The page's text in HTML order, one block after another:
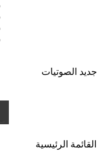
جديد الصوتيات
القائمة الرئيسية